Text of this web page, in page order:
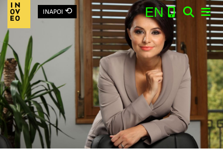
Main Navigation
INAPOI ⟲ EN
Search: